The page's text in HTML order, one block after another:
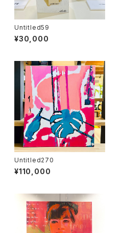
Untitled59
¥30,000
Untitled270
¥110,000